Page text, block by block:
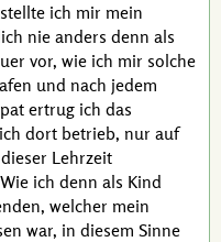
ich mir mein
nie anders denn als
vor, wie ich mir solche
und nach jedem
ertrug ich das
dort betrieb, nur auf
Lehrzeit
ich denn als Kind
welcher mein
war, in diesem Sinne